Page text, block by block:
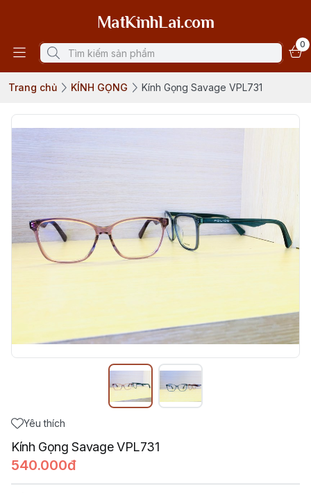
MatKinhLai.com
0
Trang chủ KÍNH GỌNG Kính Gọng Savage VPL731
Yêu thích
Kính Gọng Savage VPL731
540.000đ